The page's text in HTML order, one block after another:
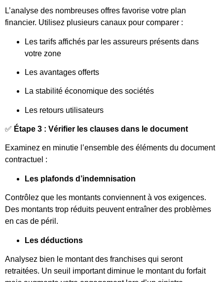
L’analyse des nombreuses offres favorise votre plan
financier. Utilisez plusieurs canaux pour comparer :
Les tarifs affichés par les assureurs présents dans
votre zone
Les avantages offerts
La stabilité économique des sociétés
Les retours utilisateurs
✅ Étape 3 : Vérifier les clauses dans le document
Examinez en minutie l’ensemble des éléments du document
contractuel :
Les plafonds d’indemnisation
Contrôlez que les montants conviennent à vos exigences.
Des montants trop réduits peuvent entraîner des problèmes
en cas de péril.
Les déductions
Analysez bien le montant des franchises qui seront
retraitées. Un seuil important diminue le montant du forfait